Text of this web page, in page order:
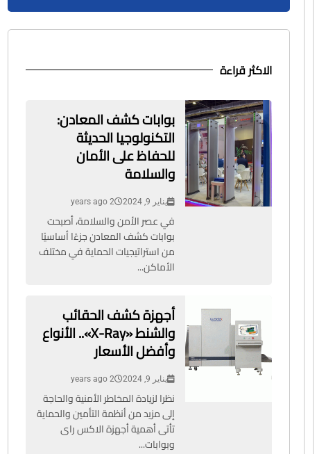
الاكثر قراءة
بوابات كشف المعادن:
التكنولوجيا الحديثة
للحفاظ على الأمان
والسلامة
يناير 9, 2024 2 years ago
في عصر الأمن والسلامة، أصبحت
بوابات كشف المعادن جزءًا أساسيًا
من استراتيجيات الحماية في مختلف
الأماكن...
أجهزة كشف الحقائب
والشنط «X-Ray».. الأنواع
وأفضل الأسعار
يناير 9, 2024 2 years ago
نظرا لزيادة المخاطر الأمنية والحاجة
إلى مزيد من أنظمة التأمين والحماية
تأتى أهمية أجهزة الاكس راى
وبوابات...